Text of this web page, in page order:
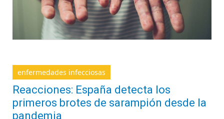
enfermedades infecciosas
Reacciones: España detecta los
primeros brotes de sarampión desde la
pandemia